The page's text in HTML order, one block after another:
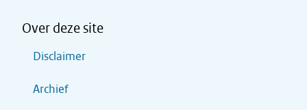
Over deze site
Disclaimer
Archief